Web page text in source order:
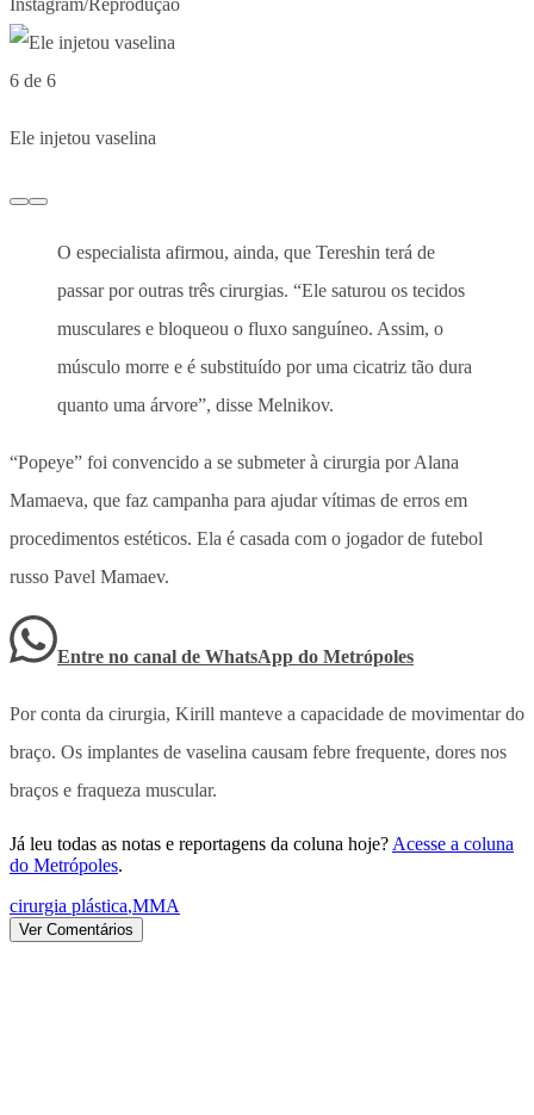
6 de 6
Ele injetou vaselina
O especialista afirmou, ainda, que Tereshin terá de
passar por outras três cirurgias. “Ele saturou os tecidos
musculares e bloqueou o fluxo sanguíneo. Assim, o
músculo morre e é substituído por uma cicatriz tão dura
quanto uma árvore”, disse Melnikov.
“Popeye” foi convencido a se submeter à cirurgia por Alana
Mamaeva, que faz campanha para ajudar vítimas de erros em
procedimentos estéticos. Ela é casada com o jogador de futebol
russo Pavel Mamaev.
Entre no canal de WhatsApp do Metrópoles
Por conta da cirurgia, Kirill manteve a capacidade de movimentar do
braço. Os implantes de vaselina causam febre frequente, dores nos
braços e fraqueza muscular.
Já leu todas as notas e reportagens da coluna hoje? Acesse a coluna
do Metrópoles.
cirurgia plástica,MMA
Ver Comentários